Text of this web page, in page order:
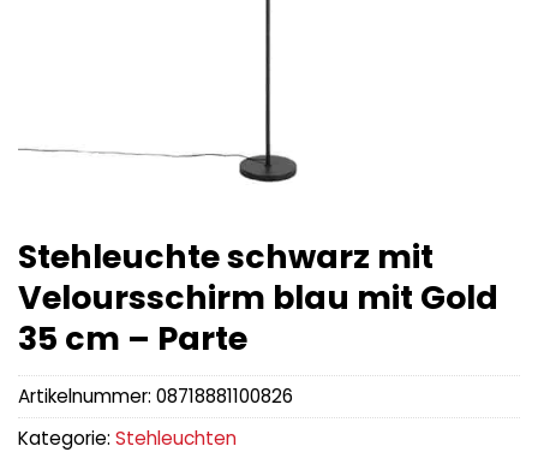
Stehleuchte schwarz mit
Veloursschirm blau mit Gold
35 cm – Parte
Artikelnummer: 08718881100826
Kategorie: Stehleuchten